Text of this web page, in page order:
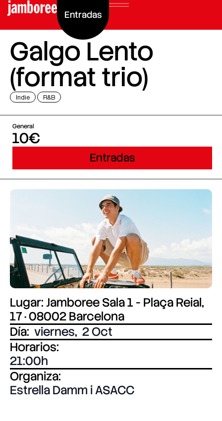
Entradas
Galgo Lento
(format trio)
Indie R&B
General
10€
Entradas
Lugar: Jamboree Sala 1 - Plaça Reial,
17 · 08002 Barcelona
Día: viernes, 2 Oct
Horarios:
21:00
Organiza:
Estrella Damm i ASACC